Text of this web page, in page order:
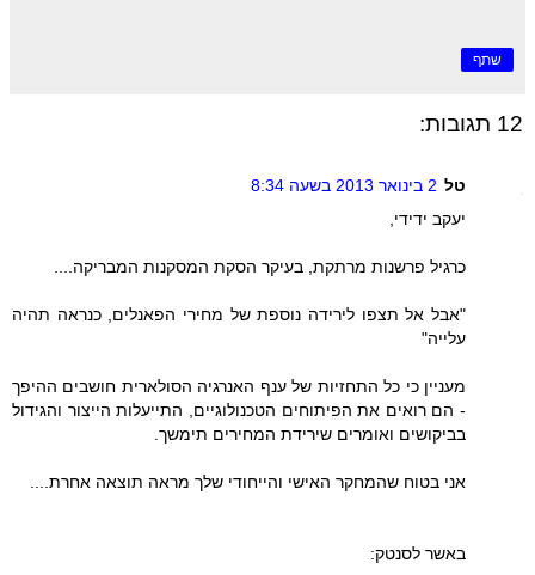
שתף
12 תגובות:
טל 2 בינואר 2013 בשעה 8:34
יעקב ידידי,
כרגיל פרשנות מרתקת, בעיקר הסקת המסקנות המבריקה....
"אבל אל תצפו לירידה נוספת של מחירי הפאנלים, כנראה תהיה
עלייה"
מעניין כי כל התחזיות של ענף האנרגיה הסולארית חושבים ההיפך
- הם רואים את הפיתוחים הטכנולוגיים, התייעלות הייצור והגידול
בביקושים ואומרים שירידת המחירים תימשך.
אני בטוח שהמחקר האישי והייחודי שלך מראה תוצאה אחרת....
באשר לסנטק: